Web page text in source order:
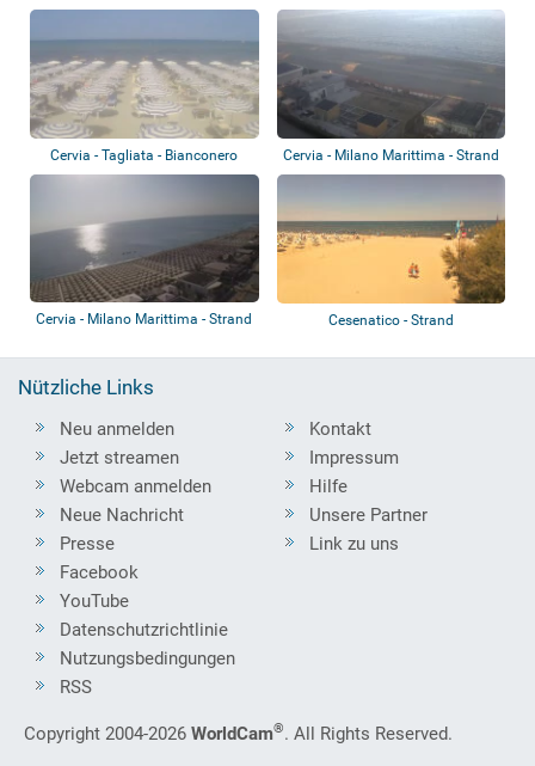
Angela 119
Andreucci Bea...
Cervia - Tagliata - Bianconero
Beach
Cervia - Milano Marittima - Strand
Cervia - Milano Marittima - Strand Cesenatico - Strand
Nützliche Links
Neu anmelden
Jetzt streamen
Webcam anmelden
Neue Nachricht
Presse
Kontakt
Impressum
Hilfe
Unsere Partner
Link zu uns
Facebook
YouTube
Datenschutzrichtlinie
Nutzungsbedingungen
RSS
Copyright 2004-2026 WorldCam®. All Rights Reserved.